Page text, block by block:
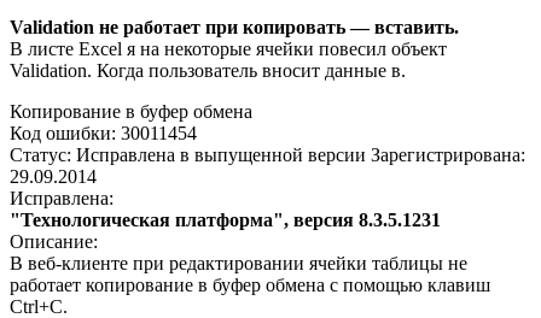
Validation не работает при копировать — вставить.
В листе Excel я на некоторые ячейки повесил объект
Validation. Когда пользователь вносит данные в.
Копирование в буфер обмена
Код ошибки: 30011454
Статус: Исправлена в выпущенной версии Зарегистрирована:
29.09.2014
Исправлена:
"Технологическая платформа", версия 8.3.5.1231
Описание:
В веб-клиенте при редактировании ячейки таблицы не
работает копирование в буфер обмена с помощью клавиш
Ctrl+C.